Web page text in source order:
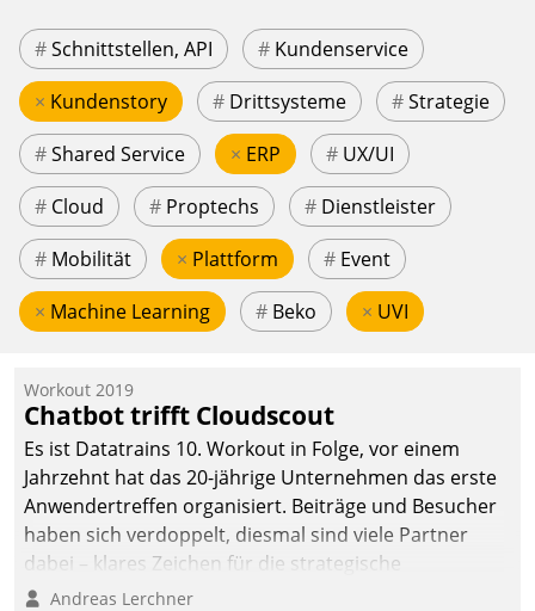
#Schnittstellen, API # Kundenservice
× Kundenstory # Drittsysteme #Strategie
#Shared Service × ERP # UX/UI
# Cloud # Proptechs # Dienstleister
# Mobilität × Plattform # Event
× Machine Learning # Beko × UVI
Workout 2019
Chatbot trifft Cloudscout
Es ist Datatrains 10. Workout in Folge, vor einem
Jahrzehnt hat das 20-jährige Unternehmen das erste
Anwendertreffen organisiert. Beiträge und Besucher
haben sich verdoppelt, diesmal sind viele Partner
dabei – klares Zeichen für die strategische
Fokussierung auf den Kunden.
Andreas Lerchner